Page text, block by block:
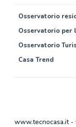
Osservatorio
Osservatorio per
Osservatorio
Casa Trend
www.tecnocasa.it-